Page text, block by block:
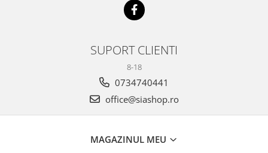
SUPORT CLIENTI
8-18
0734740441
office@siashop.ro
MAGAZINUL MEU